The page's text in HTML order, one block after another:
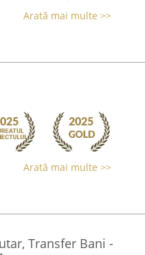
Arată mai multe >>
Arată mai multe >>
Transfer Bani -